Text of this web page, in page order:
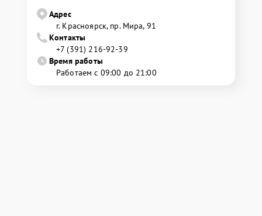
Адрес
г. Красноярск, ​пр. Мира, 91
Контакты
+7 (391) 216-92-39
Время работы
Работаем с 09:00 до 21:00